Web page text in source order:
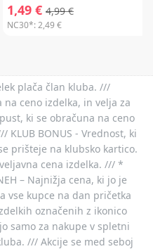
1,49 € 4,99 €
NC30*:2,49 €
plača član kluba. ///
na ceno izdelka, in velja za
ki se obračuna na ceno
KLUB BONUS - Vrednost, ki
prišteje na klubsko kartico.
cena izdelka. /// *
– Najnižja cena, ki jo je
vse kupce na dan pričetka
označenih z ikonico
samo za nakupe v spletni
/// Akcije se med seboj